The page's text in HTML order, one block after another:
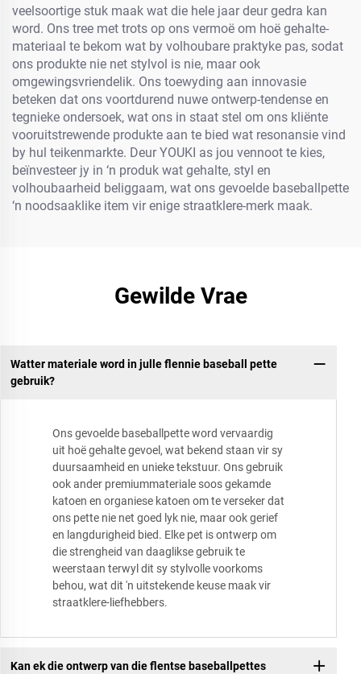
veelsoortige stuk maak wat die hele jaar deur gedra kan
word. Ons tree met trots op ons vermoë om hoë gehalte-
materiaal te bekom wat by volhoubare praktyke pas, sodat
ons produkte nie net stylvol is nie, maar ook
omgewingsvriendelik. Ons toewyding aan innovasie
beteken dat ons voortdurend nuwe ontwerp-tendense en
tegnieke ondersoek, wat ons in staat stel om ons kliënte
vooruitstrewende produkte aan te bied wat resonansie vind
by hul teikenmarkte. Deur YOUKI as jou vennoot te kies,
beïnvesteer jy in ‘n produk wat gehalte, styl en
volhoubaarheid beliggaam, wat ons gevoelde baseballpette
‘n noodsaaklike item vir enige straatklere-merk maak.
Gewilde Vrae
Watter materiale word in julle flennie baseball pette
gebruik?
Ons gevoelde baseballpette word vervaardig
uit hoë gehalte gevoel, wat bekend staan vir sy
duursaamheid en unieke tekstuur. Ons gebruik
ook ander premiummateriale soos gekamde
katoen en organiese katoen om te verseker dat
ons pette nie net goed lyk nie, maar ook gerief
en langdurigheid bied. Elke pet is ontwerp om
die strengheid van daaglikse gebruik te
weerstaan terwyl dit sy stylvolle voorkoms
behou, wat dit 'n uitstekende keuse maak vir
straatklere-liefhebbers.
Kan ek die ontwerp van die flentse baseballpettes